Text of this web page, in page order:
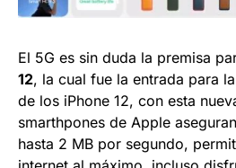
El 5G es sin duda la premisa
12, la cual fue la entrada para
de los iPhone 12, con esta
smarthpones de Apple
hasta 2 MB por segundo,